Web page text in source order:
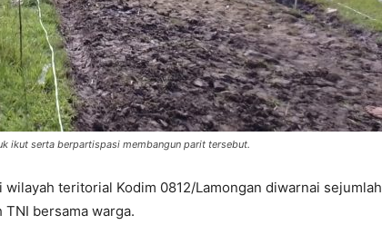
ikut serta berpartispasi membangun parit tersebut.
teritorial Kodim 0812/Lamongan diwarnai sejumlah
bersama warga.